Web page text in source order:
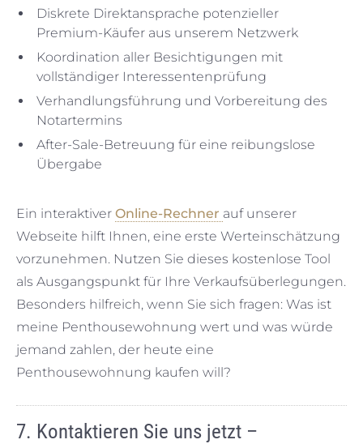
Diskrete Direktansprache potenzieller
Premium-Käufer aus unserem Netzwerk
Koordination aller Besichtigungen mit
vollständiger Interessentenprüfung
Verhandlungsführung und Vorbereitung des
Notartermins
After-Sale-Betreuung für eine reibungslose
Übergabe
Ein interaktiver Online-Rechner auf unserer
Webseite hilft Ihnen, eine erste Werteinschätzung
vorzunehmen. Nutzen Sie dieses kostenlose Tool
als Ausgangspunkt für Ihre Verkaufsüberlegungen.
Besonders hilfreich, wenn Sie sich fragen: Was ist
meine Penthousewohnung wert und was würde
jemand zahlen, der heute eine
Penthousewohnung kaufen will?
7. Kontaktieren Sie uns jetzt –